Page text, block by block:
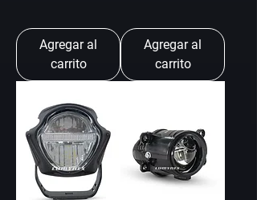
Agregar al
carrito
Agregar al
carrito